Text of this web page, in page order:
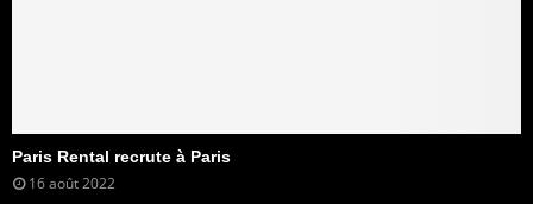
Paris Rental recrute à Paris
16 août 2022